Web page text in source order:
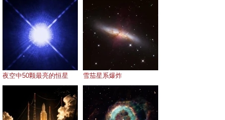
夜空中50颗最亮的恒星 雪茄星系爆炸